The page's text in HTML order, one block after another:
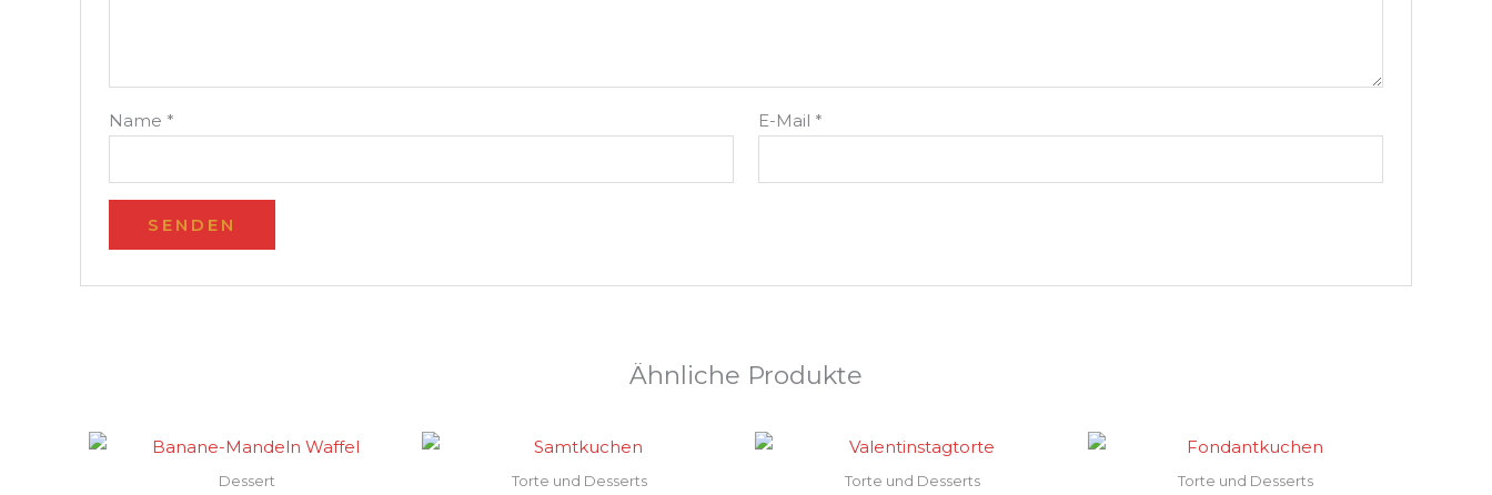
Name * E-Mail *
Ähnliche Produkte
Dessert Torte und Desserts Torte und Desserts Torte und Desserts